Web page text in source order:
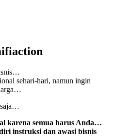
sehari-hari, namun ingin
saja…
karena semua harus Anda…
instruksi dan awasi bisnis